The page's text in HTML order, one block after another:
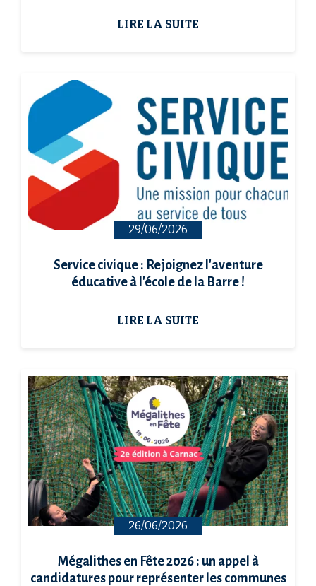
LIRE LA SUITE
29/06/2026
Service civique : Rejoignez l'aventure
éducative à l'école de la Barre !
LIRE LA SUITE
26/06/2026
Mégalithes en Fête 2026 : un appel à
candidatures pour représenter les communes